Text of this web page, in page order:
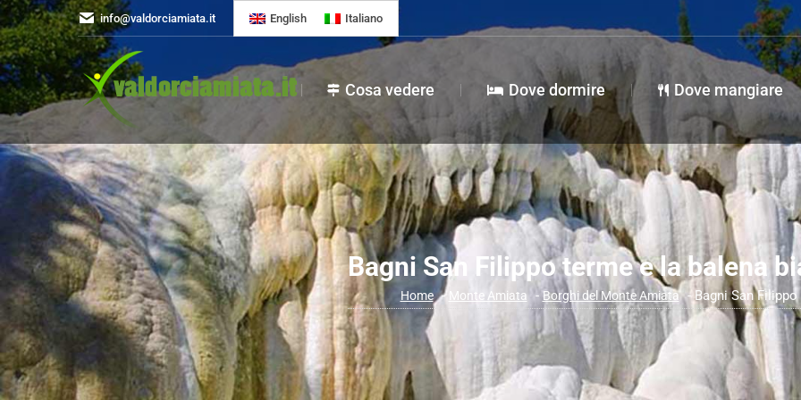
info@valdorciamiata.it English Italiano
Cosa vedere Dove dormire Dove mangiare
Bagni San Filippo terme e la balena
Home Monte Amiata Borghi del Monte Amiata Bagni San Filippo
Cosa vedere Dove dormire Dove mangiare